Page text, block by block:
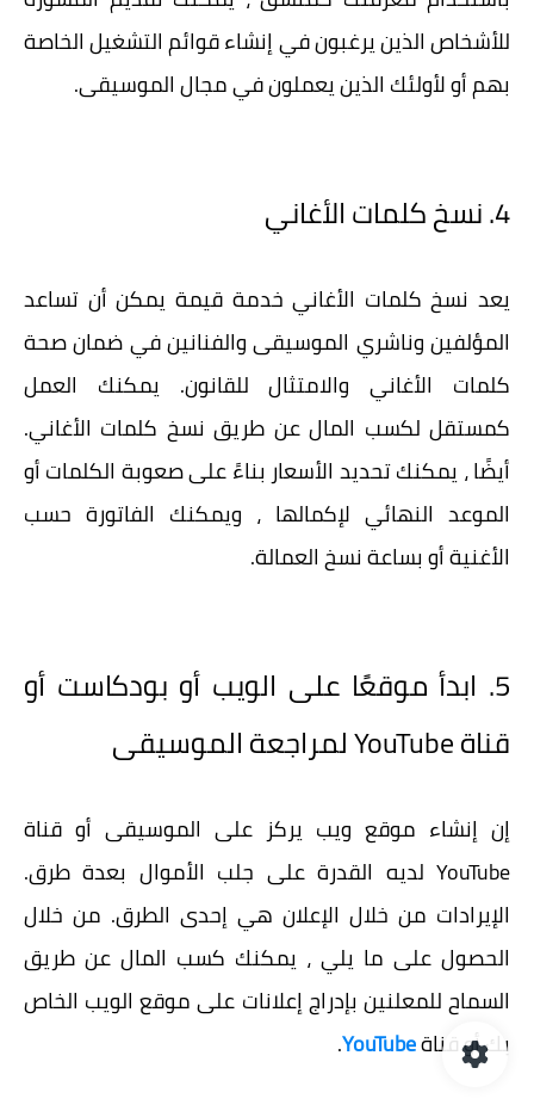
للأشخاص الذين يرغبون في إنشاء قوائم التشغيل الخاصة
بهم أو لأولئك الذين يعملون في مجال الموسيقى.
4. نسخ كلمات الأغاني
يعد نسخ كلمات الأغاني خدمة قيمة يمكن أن تساعد
المؤلفين وناشري الموسيقى والفنانين في ضمان صحة
كلمات الأغاني والامتثال للقانون. يمكنك العمل
كمستقل لكسب المال عن طريق نسخ كلمات الأغاني.
أيضًا ، يمكنك تحديد الأسعار بناءً على صعوبة الكلمات أو
الموعد النهائي لإكمالها ، ويمكنك الفاتورة حسب
الأغنية أو بساعة نسخ العمالة.
5. ابدأ موقعًا على الويب أو بودكاست أو
قناة YouTube لمراجعة الموسيقى
إن إنشاء موقع ويب يركز على الموسيقى أو قناة
YouTube لديه القدرة على جلب الأموال بعدة طرق.
الإيرادات من خلال الإعلان هي إحدى الطرق. من خلال
الحصول على ما يلي ، يمكنك كسب المال عن طريق
السماح للمعلنين بإدراج إعلانات على موقع الويب الخاص
بك أو قناةYouTube
.